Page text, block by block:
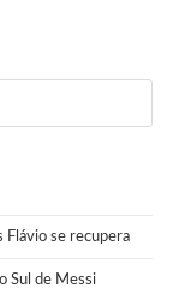
Flávio se recupera
Sul de Messi